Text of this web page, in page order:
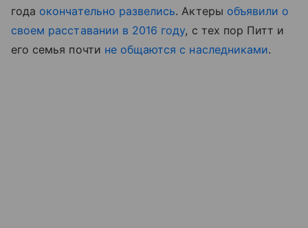
года окончательно развелись. Актеры объявили о
своем расставании в 2016 году, с тех пор Питт и
его семья почти не общаются с наследниками.